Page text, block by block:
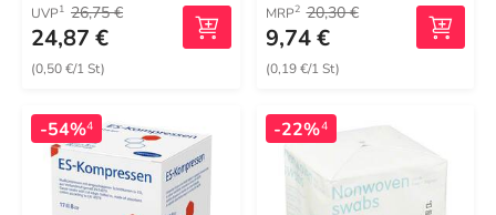
UVP1 26,75 €
24,87 €
(0,50 €/1 St)
MRP2 20,30 €
9,74 €
(0,19 €/1 St)
-54%4 -22%4